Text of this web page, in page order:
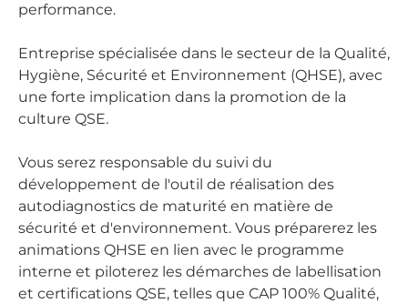
performance.
Entreprise spécialisée dans le secteur de la Qualité,
Hygiène, Sécurité et Environnement (QHSE), avec
une forte implication dans la promotion de la
culture QSE.
Vous serez responsable du suivi du
développement de l'outil de réalisation des
autodiagnostics de maturité en matière de
sécurité et d'environnement. Vous préparerez les
animations QHSE en lien avec le programme
interne et piloterez les démarches de labellisation
et certifications QSE, telles que CAP 100% Qualité,